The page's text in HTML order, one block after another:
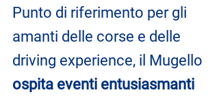
Punto di riferimento per gli
amanti delle corse e delle
driving experience, il Mugello
ospita eventi entusiasmanti